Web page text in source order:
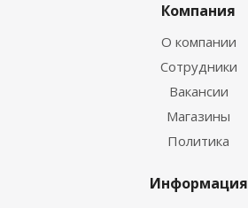
Компания
О компании
Сотрудники
Вакансии
Магазины
Политика
Информация